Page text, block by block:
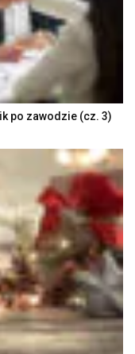
po zawodzie (cz. 3)